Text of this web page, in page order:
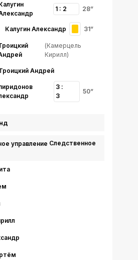
28”
1 : 2
31”
Калугин Александр
(Камерцель
Кирилл)
Андрей
50”
3 :
3
Следственное